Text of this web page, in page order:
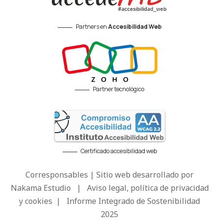
Partners enAccesibilidad Web
Partner tecnológico
Certificado accesibilidad web
Corresponsables | Sitio web desarrollado por
Nakama Estudio | Aviso legal, política de privacidad
y cookies | Informe Integrado de Sostenibilidad
2025